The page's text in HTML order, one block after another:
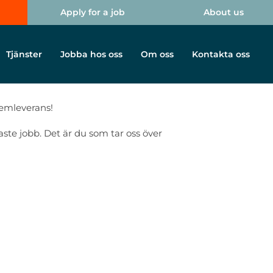
Apply for a job About us
Tjänster Jobba hos oss Om oss Kontakta oss
jobb. Det är du som tar oss över